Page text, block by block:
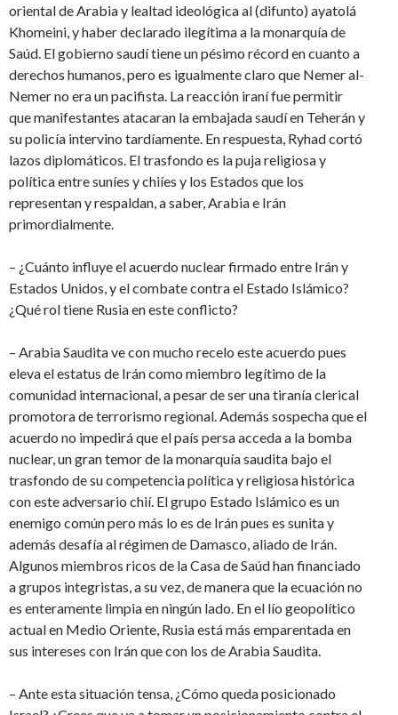
oriental de Arabia y lealtad ideológica al (difunto) ayatolá
Khomeini, y haber declarado ilegítima a la monarquía de
Saúd. El gobierno saudí tiene un pésimo récord en cuanto a
derechos humanos, pero es igualmente claro que Nemer al-
Nemer no era un pacifista. La reacción iraní fue permitir
que manifestantes atacaran la embajada saudí en Teherán y
su policía intervino tardíamente. En respuesta, Ryhad cortó
lazos diplomáticos. El trasfondo es la puja religiosa y
política entre suníes y chiíes y los Estados que los
representan y respaldan, a saber, Arabia e Irán
primordialmente.
– ¿Cuánto influye el acuerdo nuclear firmado entre Irán y
Estados Unidos, y el combate contra el Estado Islámico?
¿Qué rol tiene Rusia en este conflicto?
– Arabia Saudita ve con mucho recelo este acuerdo pues
eleva el estatus de Irán como miembro legítimo de la
comunidad internacional, a pesar de ser una tiranía clerical
promotora de terrorismo regional. Además sospecha que el
acuerdo no impedirá que el país persa acceda a la bomba
nuclear, un gran temor de la monarquía saudita bajo el
trasfondo de su competencia política y religiosa histórica
con este adversario chií. El grupo Estado Islámico es un
enemigo común pero más lo es de Irán pues es sunita y
además desafía al régimen de Damasco, aliado de Irán.
Algunos miembros ricos de la Casa de Saúd han financiado
a grupos integristas, a su vez, de manera que la ecuación no
es enteramente limpia en ningún lado. En el lío geopolítico
actual en Medio Oriente, Rusia está más emparentada en
sus intereses con Irán que con los de Arabia Saudita.
– Ante esta situación tensa, ¿Cómo queda posicionado